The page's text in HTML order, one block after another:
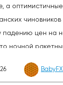
BabyFX